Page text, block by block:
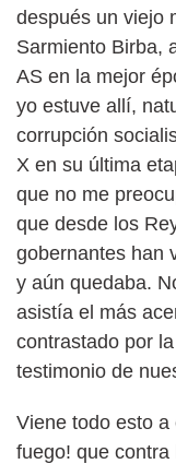
después un viejo
Sarmiento Birba,
AS en la mejor
yo estuve allí,
corrupción
X en su última
que no me
que desde los
gobernantes han
y aún quedaba.
asistía el más
contrastado por
testimonio de
Viene todo esto a
fuego! que